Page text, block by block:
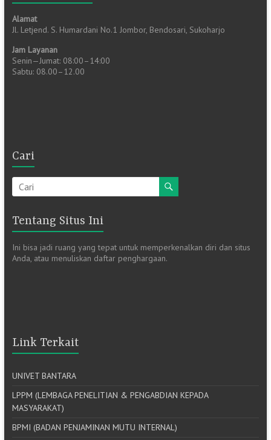
Alamat
Jl. Letjend. S. Humardani No.1 Jombor, Bendosari, Sukoharjo
Jam Layanan
Senin—Jumat: 08:00–14:00
Sabtu: 08.00–12.00
Cari
Tentang Situs Ini
Ini bisa jadi ruang yang tepat untuk memperkenalkan diri dan situs
Anda, atau menuliskan daftar penghargaan.
Link Terkait
UNIVET BANTARA
LPPM (LEMBAGA PENELITIAN & PENGABDIAN KEPADA
MASYARAKAT)
BPMI (BADAN PENJAMINAN MUTU INTERNAL)